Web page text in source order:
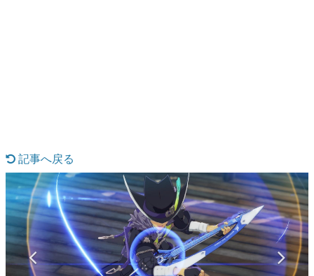
なんでゲームは面白い？
ゲーム開発者・hamatsu氏がゲームの魅力を画面や操作の
具体的な形から解き明かしていく、硬派で骨太な評論連載
です。
ゲームが変えた日本語
「経験値」「裏技」「ラスボス」… ゲームにまつわる言葉
の起源や用法の変遷を、コンピューター文化史研究家・タ
イニーP氏が徹底調査。
記事へ戻る